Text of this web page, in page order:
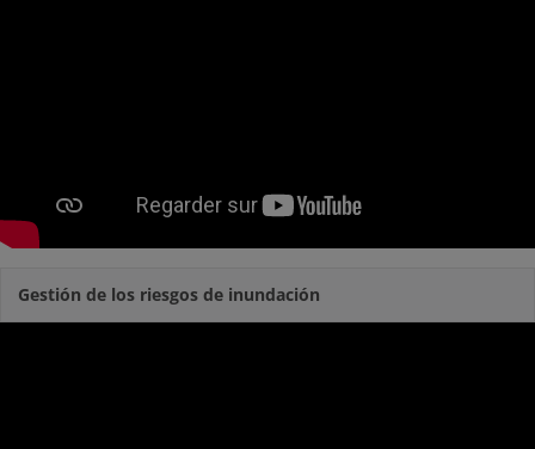
Gestión de los riesgos de inundación